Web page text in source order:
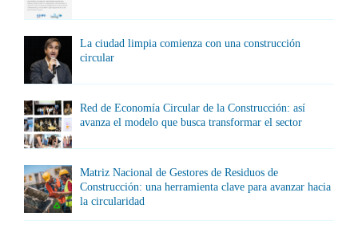
La ciudad limpia comienza con una construcción
circular
Red de Economía Circular de la Construcción: así
avanza el modelo que busca transformar el sector
Matriz Nacional de Gestores de Residuos de
Construcción: una herramienta clave para avanzar hacia
la circularidad